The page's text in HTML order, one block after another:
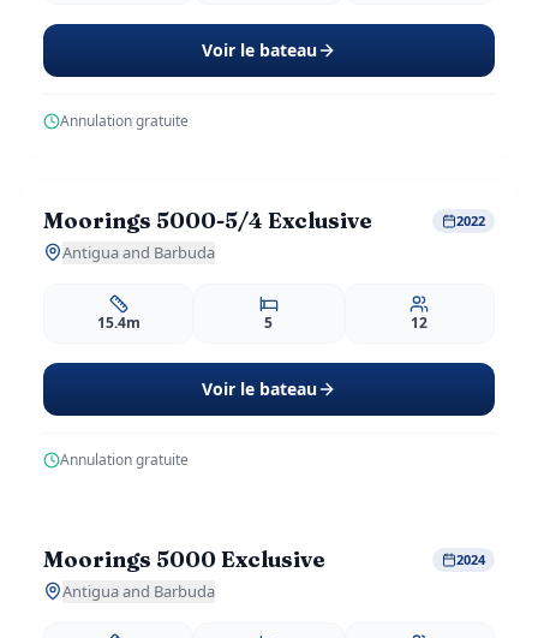
Voir le bateau
Annulation gratuite
Réservation Anticipée-20%
1 avis
Moorings 5000-5/4 Exclusive 2022
Antigua and Barbuda
15.4m 5 12
Voir le bateau
Annulation gratuite
Réservation Anticipée-20%
2 avis
Moorings 5000 Exclusive 2024
Antigua and Barbuda